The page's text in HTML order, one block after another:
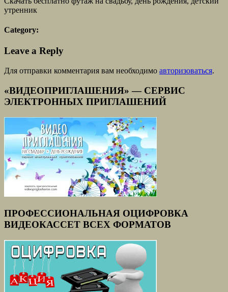
утренник
Category:
Leave a Reply
Для отправки комментария вам необходимо авторизоваться.
«ВИДЕОПРИГЛАШЕНИЯ» — СЕРВИС
ЭЛЕКТРОННЫХ ПРИГЛАШЕНИЙ
ПРОФЕССИОНАЛЬНАЯ ОЦИФРОВКА
ВИДЕОКАССЕТ ВСЕХ ФОРМАТОВ